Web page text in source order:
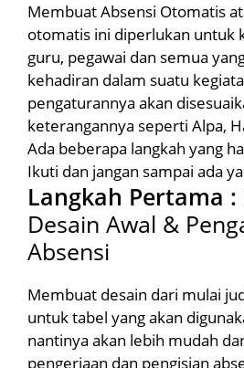
Membuat Absensi Otomatis
otomatis ini diperlukan untuk
guru, pegawai dan semua
kehadiran dalam suatu
pengaturannya akan
keterangannya seperti Alpa,
Ada beberapa langkah yang
Ikuti dan jangan sampai ada
Langkah Pertama :
Desain Awal &
Absensi
Membuat desain dari mulai
untuk tabel yang akan
nantinya akan lebih mudah
pengerjaan dan pengisian